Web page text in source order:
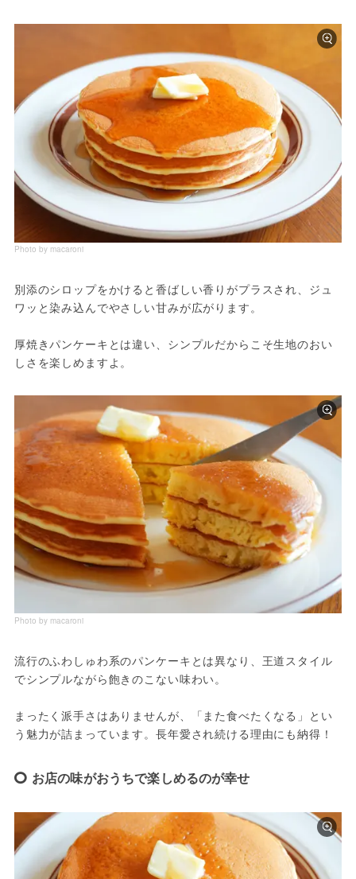
Photo by macaroni
別添のシロップをかけると香ばしい香りがプラスされ、ジュ
ワッと染み込んでやさしい甘みが広がります。
厚焼きパンケーキとは違い、シンプルだからこそ生地のおい
しさを楽しめますよ。
Photo by macaroni
流行のふわしゅわ系のパンケーキとは異なり、王道スタイル
でシンプルながら飽きのこない味わい。
まったく派手さはありませんが、「また食べたくなる」とい
う魅力が詰まっています。長年愛され続ける理由にも納得！
お店の味がおうちで楽しめるのが幸せ